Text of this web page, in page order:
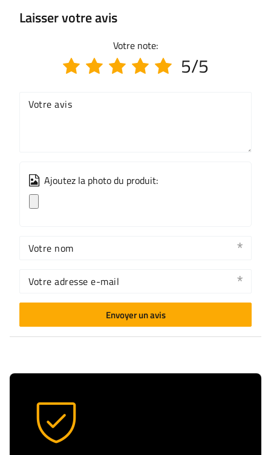
Laisser votre avis
Votre note:
5/5
Votre avis
Ajoutez la photo du produit:
Votre nom
Votre adresse e-mail
Envoyer un avis